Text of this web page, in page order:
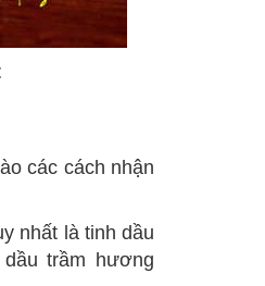
các cách nhận
nhất là tinh dầu
trầm hương